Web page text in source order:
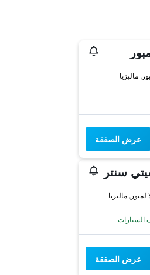
عرض الصفقة
سنتر
السيارات
عرض الصفقة